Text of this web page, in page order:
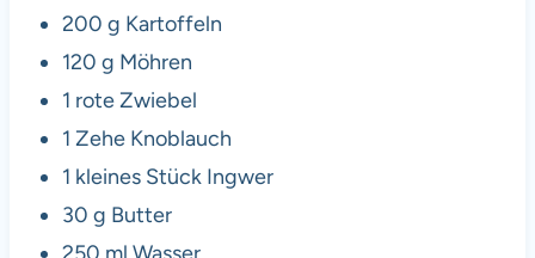
200 g Kartoffeln
120 g Möhren
1 rote Zwiebel
1 Zehe Knoblauch
1 kleines Stück Ingwer
30 g Butter